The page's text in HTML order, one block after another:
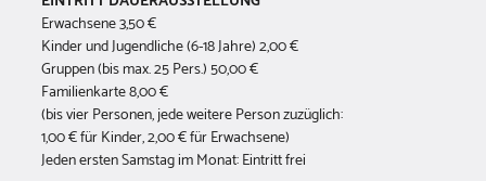
Erwachsene 3,50 €
Kinder und Jugendliche (6-18 Jahre) 2,00 €
Gruppen (bis max. 25 Pers.) 50,00 €
Familienkarte 8,00 €
(bis vier Personen, jede weitere Person zuzüglich:
1,00 € für Kinder, 2,00 € für Erwachsene)
Jeden ersten Samstag im Monat: Eintritt frei